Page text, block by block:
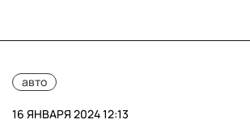
авто
16 ЯНВАРЯ 2024 12:13